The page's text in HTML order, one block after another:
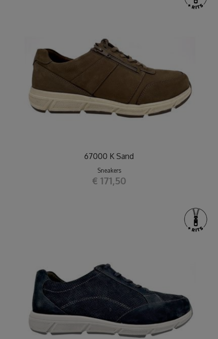
67000 K Sand
Sneakers
€ 171,50